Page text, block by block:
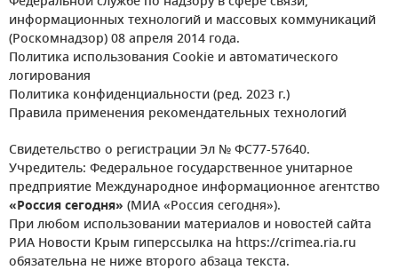
информационных технологий и массовых коммуникаций
(Роскомнадзор) 08 апреля 2014 года.
Политика использования Cookie и автоматического
логирования
Политика конфиденциальности (ред. 2023 г.)
Правила применения рекомендательных технологий
Свидетельство о регистрации Эл № ФС77-57640.
Учредитель: Федеральное государственное унитарное
предприятие Международное информационное агентство
«Россия сегодня» (МИА «Россия сегодня»).
При любом использовании материалов и новостей сайта
РИА Новости Крым гиперссылка на https://crimea.ria.ru
обязательна не ниже второго абзаца текста.